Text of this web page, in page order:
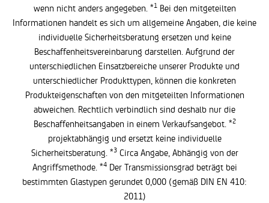
wenn nicht anders angegeben. *1Bei den mitgeteilten
Informationen handelt es sich um allgemeine Angaben, die keine
individuelle Sicherheitsberatung ersetzen und keine
Beschaffenheitsvereinbarung darstellen. Aufgrund der
unterschiedlichen Einsatzbereiche unserer Produkte und
unterschiedlicher Produkttypen, können die konkreten
Produkteigenschaften von den mitgeteilten Informationen
abweichen. Rechtlich verbindlich sind deshalb nur die
Beschaffenheitsangaben in einem Verkaufsangebot. *2
projektabhängig und ersetzt keine individuelle
Sicherheitsberatung. *3Circa Angabe, Abhängig von der
Angriffsmethode. *4Der Transmissionsgrad beträgt bei
bestimmten Glastypen gerundet 0,000 (gemäß DIN EN 410:
2011)